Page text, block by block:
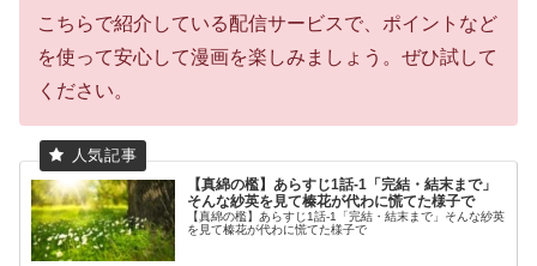
こちらで紹介している配信サービスで、ポイントなど
を使って安心して漫画を楽しみましょう。ぜひ試して
ください。
【真綿の檻】あらすじ1話-1「完結・結末まで」
そんな紗英を見て榛花が代わに慌てた様子で
【真綿の檻】あらすじ1話-1「完結・結末まで」そんな紗英
を見て榛花が代わに慌てた様子で